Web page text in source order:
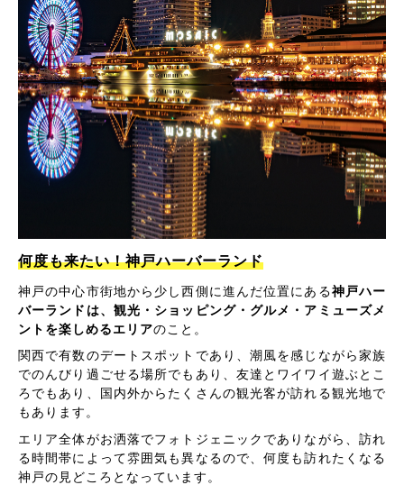
何度も来たい！神戸ハーバーランド
神戸の中心市街地から少し西側に進んだ位置にある神戸ハー
バーランドは、観光・ショッピング・グルメ・アミューズメ
ントを楽しめるエリアのこと。
関西で有数のデートスポットであり、潮風を感じながら家族
でのんびり過ごせる場所でもあり、友達とワイワイ遊ぶとこ
ろでもあり、国内外からたくさんの観光客が訪れる観光地で
もあります。
エリア全体がお洒落でフォトジェニックでありながら、訪れ
る時間帯によって雰囲気も異なるので、何度も訪れたくなる
神戸の見どころとなっています。